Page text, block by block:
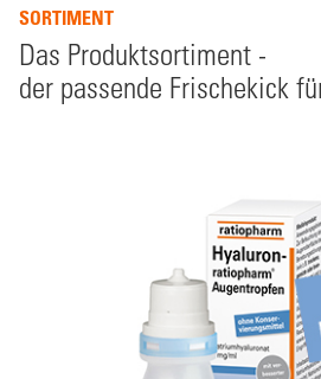
SORTIMENT
Das Produktsortiment -
der passende Frischekick